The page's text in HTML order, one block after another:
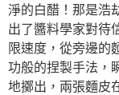
淨的白醋！那是浩
出了醬料學家對待
限速度，從旁邊的
功般的捏製手法，
地擲出，兩張麵皮